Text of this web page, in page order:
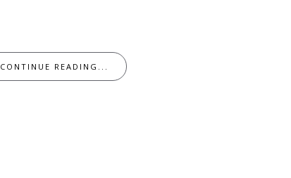
CONTINUE READING...